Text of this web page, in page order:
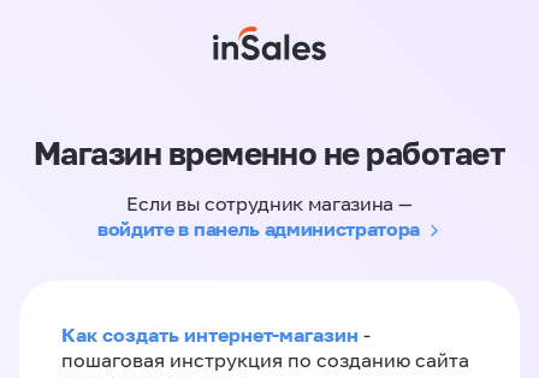
Магазин временно не работает
Если вы сотрудник магазина —
войдите в панель администратора
Как создать интернет-магазин -
пошаговая инструкция по созданию сайта